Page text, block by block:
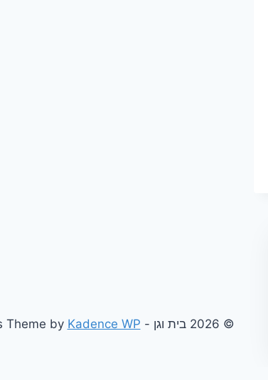
© 2026 בית וגן - WordPress Theme by Kadence WP